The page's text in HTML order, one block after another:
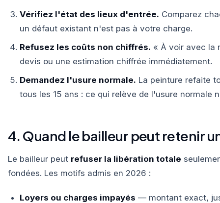
Vérifiez l'état des lieux d'entrée. Comparez
un défaut existant n'est pas à votre charge.
Refusez les coûts non chiffrés. « À voir avec la
devis ou une estimation chiffrée immédiatement.
Demandez l'usure normale. La peinture refaite
tous les 15 ans : ce qui relève de l'usure normale
4. Quand le bailleur peut retenir
Le bailleur peut refuser la libération totale
fondées. Les motifs admis en 2026 :
Loyers ou charges impayés — montant exact,